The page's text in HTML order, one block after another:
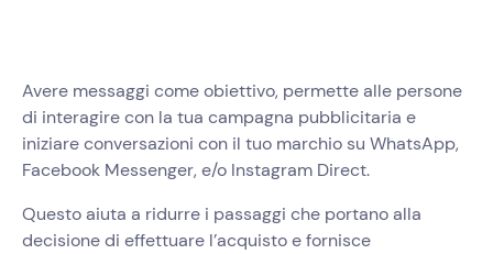
Avere messaggi come obiettivo, permette alle persone
di interagire con la tua campagna pubblicitaria e
iniziare conversazioni con il tuo marchio su WhatsApp,
Facebook Messenger, e/o Instagram Direct.
Questo aiuta a ridurre i passaggi che portano alla
decisione di effettuare l’acquisto e fornisce